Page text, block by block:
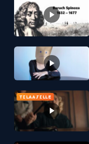
TILAAJILLE